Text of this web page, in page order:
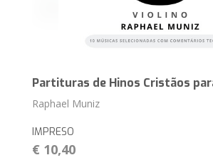
Partituras de Hinos Cristãos
Raphael Muniz
IMPRESO
€ 10,40